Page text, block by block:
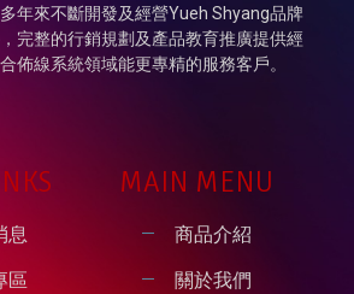
年來不斷開發及經營Yueh Shyang品牌
完整的行銷規劃及產品教育推廣提供經
佈線系統領域能更專精的服務客戶。
息
區
MAIN MENU
商品介紹
關於我們